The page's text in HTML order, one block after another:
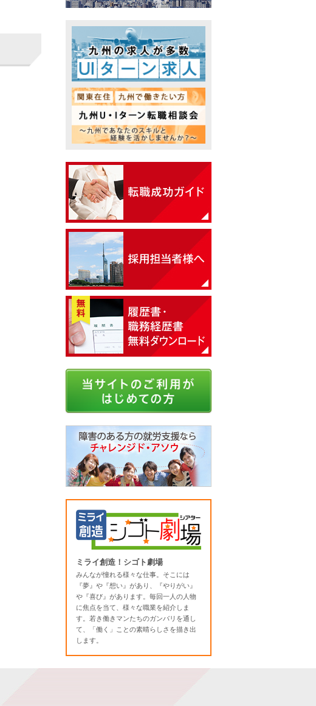
ミライ創造！シゴト劇場
みんなが憧れる様々な仕事。そこには
『夢』や『想い』があり、『やりがい』
や『喜び』があります。毎回一人の人物
に焦点を当て、様々な職業を紹介しま
す。若き働きマンたちのガンバリを通し
て、「働く」ことの素晴らしさを描き出
します。